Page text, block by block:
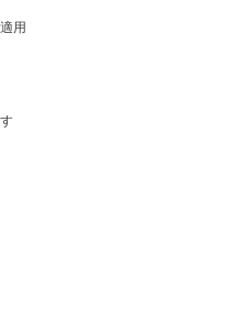
用